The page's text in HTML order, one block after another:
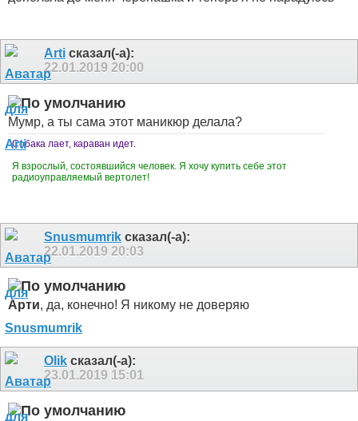
Arti сказал(-а):
22.01.2019 20:00
Мумр, а ты сама этот маникюр делала?
Собака лает, караван идет.
Я взрослый, состоявшийся человек. Я хочу купить себе этот
радиоуправляемый вертолет!
Snusmumrik сказал(-а):
22.01.2019 20:03
Арти, да, конечно! Я никому не доверяю
Olik сказал(-а):
23.01.2019 15:01